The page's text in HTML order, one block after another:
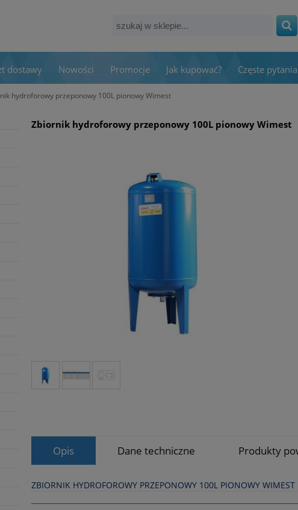
dostawy Nowości Promocje Jak kupować? Częste pytania
hydroforowy przeponowy 100L pionowy Wimest
Zbiornik hydroforowy przeponowy 100L pionowy Wimest
Opis Dane techniczne Produkty
ZBIORNIK HYDROFOROWY PRZEPONOWY 100L PIONOWY WIMEST